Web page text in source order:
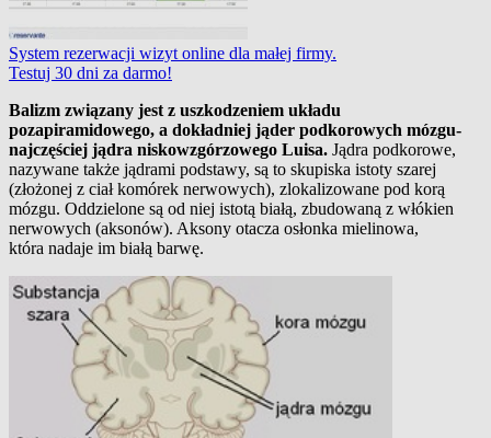
System rezerwacji wizyt online dla małej firmy.
Testuj 30 dni za darmo!
Balizm związany jest z uszkodzeniem układu
pozapiramidowego, a dokładniej jąder podkorowych mózgu-
najczęściej jądra niskowzgórzowego Luisa. Jądra podkorowe,
nazywane także jądrami podstawy, są to skupiska istoty szarej
(złożonej z ciał komórek nerwowych), zlokalizowane pod korą
mózgu. Oddzielone są od niej istotą białą, zbudowaną z włókien
nerwowych (aksonów). Aksony otacza osłonka mielinowa,
która nadaje im białą barwę.